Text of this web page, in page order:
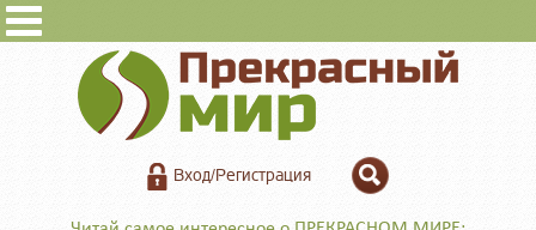
Вход/Регистрация